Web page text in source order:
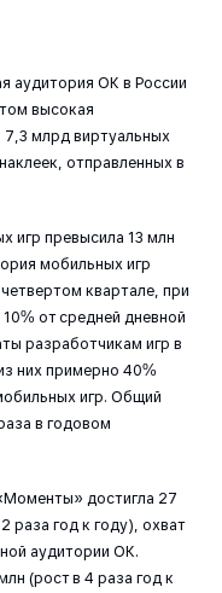
аудитория ОК в России
высокая
7,3 млрд виртуальных
отправленных в
игр превысила 13 млн
мобильных игр
квартале, при
от средней дневной
разработчикам игр в
них примерно 40%
игр. Общий
в годовом
достигла 27
раза год к году), охват
аудитории OK.
(рост в 4 раза год к